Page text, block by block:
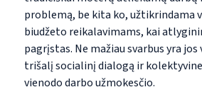
problemą, be kita ko, užtikrindama
biudžeto reikalavimams, kai
pagrįstas. Ne mažiau svarbus yra
trišalį socialinį dialogą ir
vienodo darbo užmokesčio.